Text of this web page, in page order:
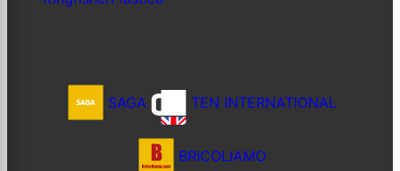
SAGA TEN INTERNATIONAL
BRICOLIAMO